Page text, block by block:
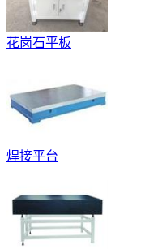
花岗石平板
焊接平台